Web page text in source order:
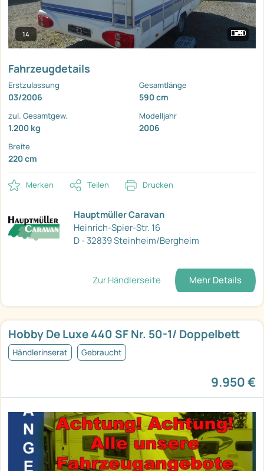
14
Fahrzeugdetails
Erstzulassung
03/2006
Gesamtlänge
590 cm
zul. Gesamtgew.
1.200 kg
Modelljahr
2006
Breite
220 cm
Merken Teilen Drucken
Hauptmüller Caravan
Heinrich-Spier-Str. 16
D - 32839 Steinheim/Bergheim
Zur Händlerseite Mehr Details
Hobby De Luxe 440 SF Nr. 50-1/ Doppelbett
Händlerinserat Gebraucht
9.950 €